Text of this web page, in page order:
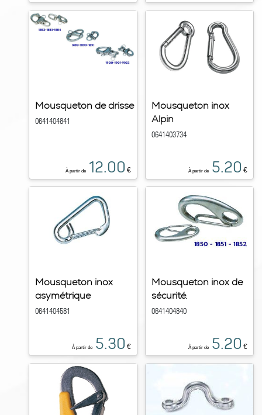
Mousqueton de drisse
0641404841
À partir de 12.00 €
Mousqueton inox
Alpin
0641403734
À partir de 5.20 €
Mousqueton inox
asymétrique
0641404581
À partir de 5.30 €
Mousqueton inox de
sécurité.
0641404840
À partir de 5.20 €